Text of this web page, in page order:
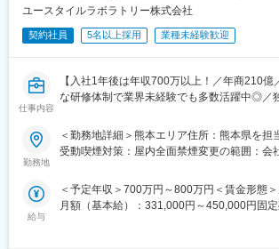
入社後は、先輩社員からのフォローや教育体
キルに不安がある方も安心して業務を進める
■入社後の想定業務：
◇半導体関連搬送装置にまつわる案件
量産設備の電気設計（電気図面の修正）業務
・系統図
・パーツリスト
・お取引先様との各種資料作成
■使用ツール：
・Auto CAD（エレキ）
ユースタイルラボラトリー株式会社
契約社員 5名以上採用 業種未経験歓迎
仕事内容
【入社1年後は年収700万以上！／年商210億
な研修体制で業界未経験でも多数活躍中◎／
重度障害のある方や高齢者の方等に医療的ケ
ジャー候補を募集します。
★下記インタビューをぜひご覧ください！
勤務地
＜勤務地詳細＞熊本エリア住所：熊本県を担
受動喫煙対策：屋内全面禁煙変更の範囲：会
給与
＜予定年収＞700万円～800万円＜賃金形態
月額（基本給）：331,000円～450,000円固定